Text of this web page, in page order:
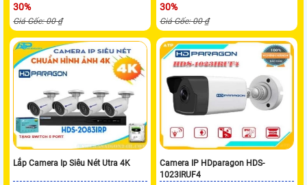
30%
Giá Gốc: 00 ₫
30%
Giá Gốc: 00 ₫
Lắp Camera Ip Siêu Nét Utra 4K
Camera IP HDparagon HDS-
1023IRUF4